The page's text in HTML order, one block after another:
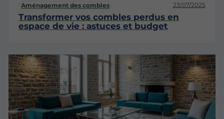
Aménagement des combles 23/07/2025
Transformer vos combles perdus en
espace de vie : astuces et budget